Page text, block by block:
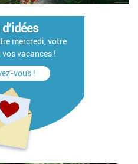
d'idées
mercredi, votre
vacances !
vous !